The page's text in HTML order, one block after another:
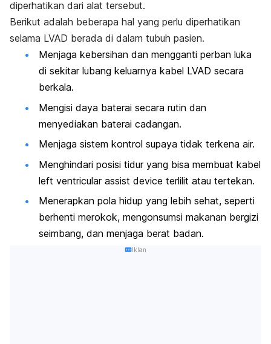
diperhatikan dari alat tersebut.
Berikut adalah beberapa hal yang perlu diperhatikan
selama LVAD berada di dalam tubuh pasien.
Menjaga kebersihan dan mengganti perban luka
di sekitar lubang keluarnya kabel LVAD secara
berkala.
Mengisi daya baterai secara rutin dan
menyediakan baterai cadangan.
Menjaga sistem kontrol supaya tidak terkena air.
Menghindari posisi tidur yang bisa membuat kabel
left ventricular assist device terlilit atau tertekan.
Menerapkan pola hidup yang lebih sehat, seperti
berhenti merokok, mengonsumsi makanan bergizi
seimbang, dan menjaga berat badan.
Iklan